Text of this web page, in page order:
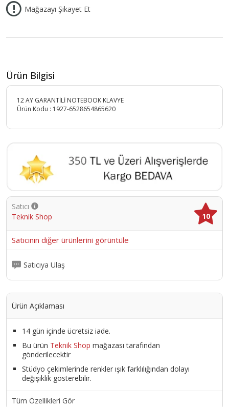
Mağazayı Şikayet Et
Ürün Bilgisi
12 AY GARANTİLİ NOTEBOOK KLAVYE
Ürün Kodu : 1927-6528654865620
Satıcı
Teknik Shop
10
Satıcının diğer ürünlerini görüntüle
Satıcıya Ulaş
Ürün Açıklaması
14 gün içinde ücretsiz iade.
Bu ürün Teknik Shop mağazası tarafından
gönderilecektir
Stüdyo çekimlerinde renkler ışık farklılığından dolayı
değişiklik gösterebilir.
Tüm Özellikleri Gör